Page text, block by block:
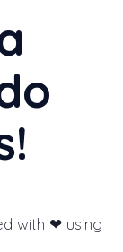
with ❤ using